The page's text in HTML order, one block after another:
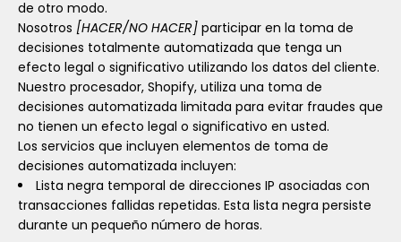
de otro modo.
Nosotros [HACER/NO HACER] participar en la toma de
decisiones totalmente automatizada que tenga un
efecto legal o significativo utilizando los datos del cliente.
Nuestro procesador, Shopify, utiliza una toma de
decisiones automatizada limitada para evitar fraudes que
no tienen un efecto legal o significativo en usted.
Los servicios que incluyen elementos de toma de
decisiones automatizada incluyen:
Lista negra temporal de direcciones IP asociadas con
transacciones fallidas repetidas. Esta lista negra persiste
durante un pequeño número de horas.